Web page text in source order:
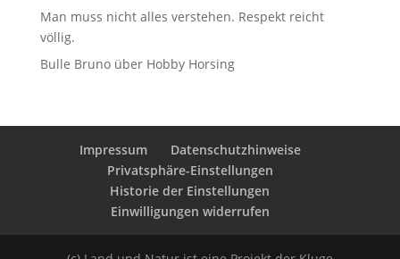
Man muss nicht alles verstehen. Respekt reicht
völlig.
Bulle Bruno über Hobby Horsing
Impressum
Datenschutzhinweise
Privatsphäre-Einstellungen
Historie der Einstellungen
Einwilligungen widerrufen